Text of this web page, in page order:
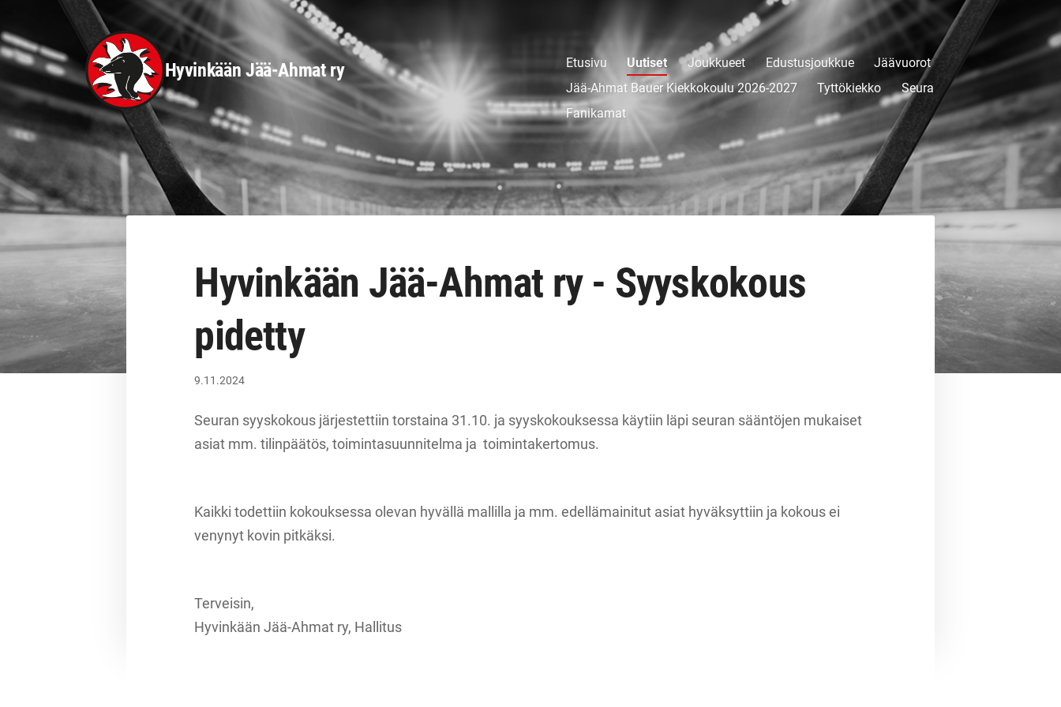
sivun
sisältöön
Hyvinkään Jää-Ahmat ry Etusivu Uutiset Joukkueet Edustusjoukkue
Jäävuorot
Jää-Ahmat Bauer Kiekkokoulu 2026-2027
Tyttökiekko
Seura
Fanikamat
Hyvinkään Jää-Ahmat ry - Syyskokous
pidetty
9.11.2024
Seuran syyskokous järjestettiin torstaina 31.10. ja syyskokouksessa käytiin läpi seuran sääntöjen mukaiset
asiat mm. tilinpäätös, toimintasuunnitelma ja toimintakertomus.
Kaikki todettiin kokouksessa olevan hyvällä mallilla ja mm. edellämainitut asiat hyväksyttiin ja kokous ei
venynyt kovin pitkäksi.
Terveisin,
Hyvinkään Jää-Ahmat ry, Hallitus